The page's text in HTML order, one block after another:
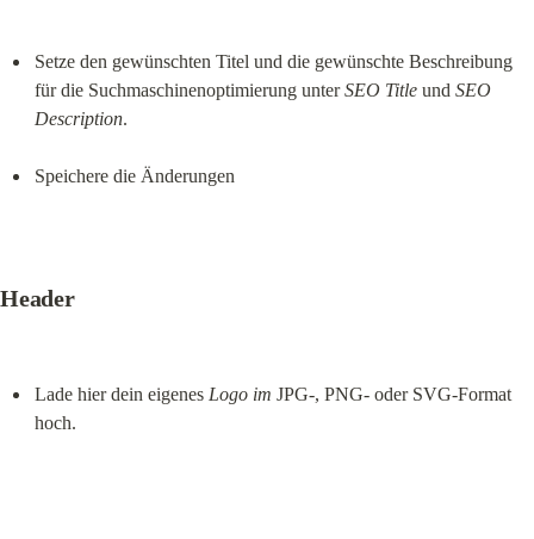
Setze den gewünschten Titel und die gewünschte Beschreibung
für die Suchmaschinenoptimierung unter SEO Title und SEO
Description.
Speichere die Änderungen
Header
Lade hier dein eigenes Logo im JPG-, PNG- oder SVG-Format
hoch.